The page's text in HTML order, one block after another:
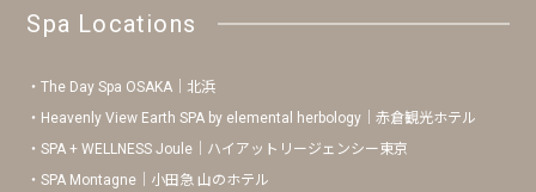
Spa Locations
The Day Spa OSAKA｜北浜
Heavenly View Earth SPA by elemental herbology｜赤倉観光ホテル
SPA + WELLNESS Joule｜ハイアットリージェンシー東京
SPA Montagne｜小田急 山のホテル